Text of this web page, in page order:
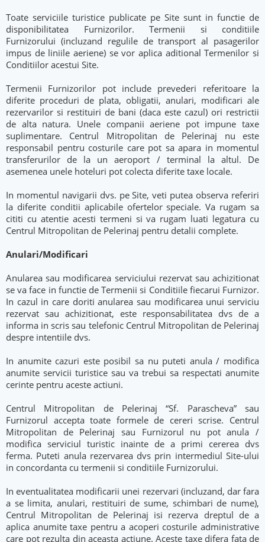
Toate serviciile turistice publicate pe Site sunt in functie de
disponibilitatea Furnizorilor. Termenii si conditiile
Furnizorului (incluzand regulile de transport al pasagerilor
impus de liniile aeriene) se vor aplica aditional Termenilor si
Conditiilor acestui Site.
Termenii Furnizorilor pot include prevederi referitoare la
diferite proceduri de plata, obligatii, anulari, modificari ale
rezervarilor si restituiri de bani (daca este cazul) ori restrictii
de alta natura. Unele companii aeriene pot impune taxe
suplimentare. Centrul Mitropolitan de Pelerinaj nu este
responsabil pentru costurile care pot sa apara in momentul
transferurilor de la un aeroport / terminal la altul. De
asemenea unele hoteluri pot colecta diferite taxe locale.
In momentul navigarii dvs. pe Site, veti putea observa referiri
la diferite conditii aplicabile ofertelor speciale. Va rugam sa
cititi cu atentie acesti termeni si va rugam luati legatura cu
Centrul Mitropolitan de Pelerinaj pentru detalii complete.
Anulari/Modificari
Anularea sau modificarea serviciului rezervat sau achizitionat
se va face in functie de Termenii si Conditiile fiecarui Furnizor.
In cazul in care doriti anularea sau modificarea unui serviciu
rezervat sau achizitionat, este responsabilitatea dvs de a
informa in scris sau telefonic Centrul Mitropolitan de Pelerinaj
despre intentiile dvs.
In anumite cazuri este posibil sa nu puteti anula / modifica
anumite servicii turistice sau va trebui sa respectati anumite
cerinte pentru aceste actiuni.
Centrul Mitropolitan de Pelerinaj “Sf. Parascheva” sau
Furnizorul accepta toate formele de cereri scrise. Centrul
Mitropolitan de Pelerinaj sau Furnizorul nu pot anula /
modifica serviciul turistic inainte de a primi cererea dvs
ferma. Puteti anula rezervarea dvs prin intermediul Site-ului
in concordanta cu termenii si conditiile Furnizorului.
In eventualitatea modificarii unei rezervari (incluzand, dar fara
a se limita, anulari, restituiri de sume, schimbari de nume),
Centrul Mitropolitan de Pelerinaj isi rezerva dreptul de a
aplica anumite taxe pentru a acoperi costurile administrative
care pot rezulta din aceasta actiune. Aceste taxe difera fata de